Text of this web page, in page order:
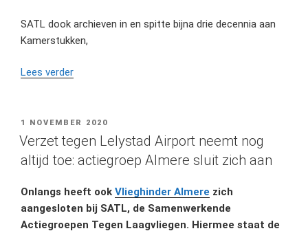
SATL dook archieven in en spitte bijna drie decennia aan
Kamerstukken,
Lees verder“Boeklancering:
Een
reconstructie
omstreden
verkeersverdelingsregel.”
GEPLAATST
OP
1 NOVEMBER 2020
Verzet tegen Lelystad Airport neemt nog
altijd toe: actiegroep Almere sluit zich aan
Onlangs heeft ook Vlieghinder Almere zich
aangesloten bij SATL, de Samenwerkende
Actiegroepen Tegen Laagvliegen. Hiermee staat de